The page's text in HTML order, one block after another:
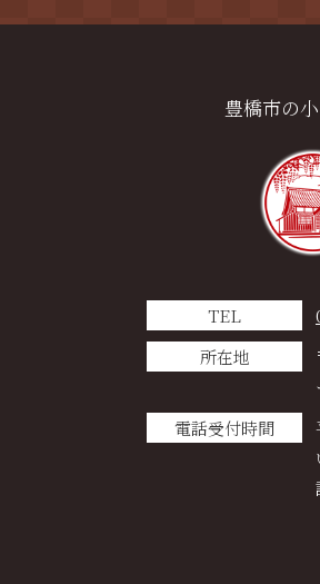
豊橋市の
TEL
所在地
電話受付時間